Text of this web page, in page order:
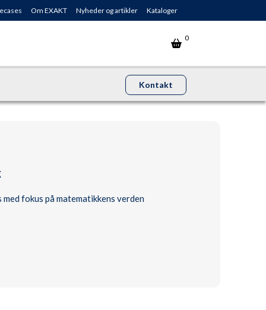
Om EXAKT Nyheder og artikler Kataloger
0
Kontakt
fokus på matematikkens verden